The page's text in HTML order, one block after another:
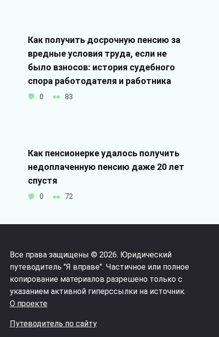
Как получить досрочную пенсию за
вредные условия труда, если не
было взносов: история судебного
спора работодателя и работника
0 83
Как пенсионерке удалось получить
недоплаченную пенсию даже 20 лет
спустя
0 72
Все права защищены © 2026. Юридический
путеводитель "Я вправе". Частичное или полное
копирование материалов разрешено только с
указанием активной гиперссылки на источник.
О проекте
Путеводитель по сайту